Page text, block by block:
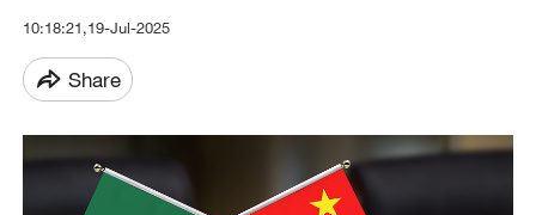
10:18:21,19-Jul-2025
Share